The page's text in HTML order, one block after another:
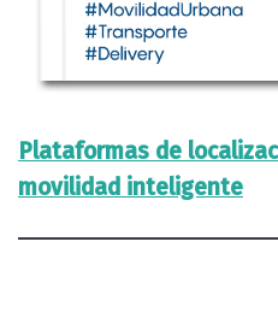
Plataformas de
movilidad inteligente